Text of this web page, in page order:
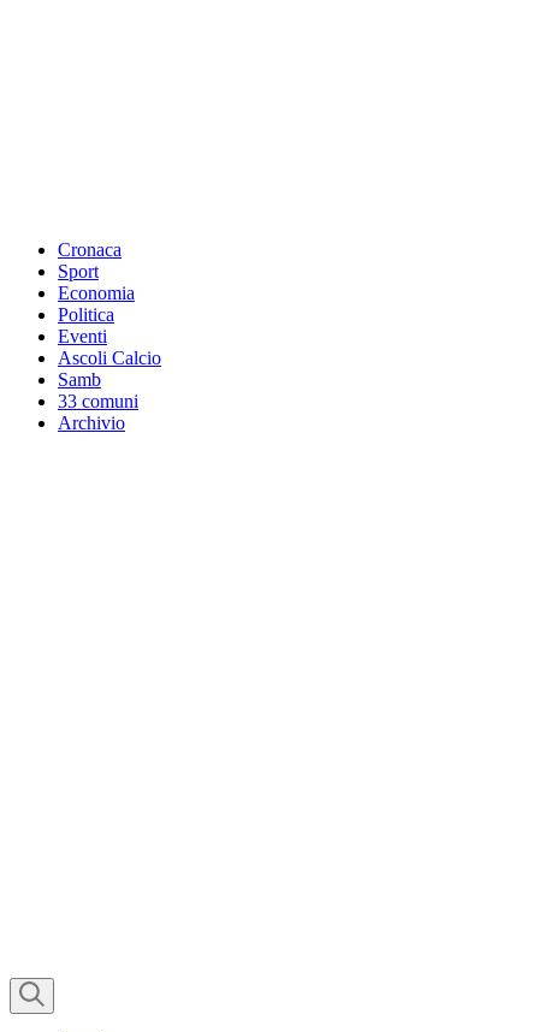
Cronaca
Sport
Economia
Politica
Eventi
Ascoli Calcio
Samb
33 comuni
Archivio